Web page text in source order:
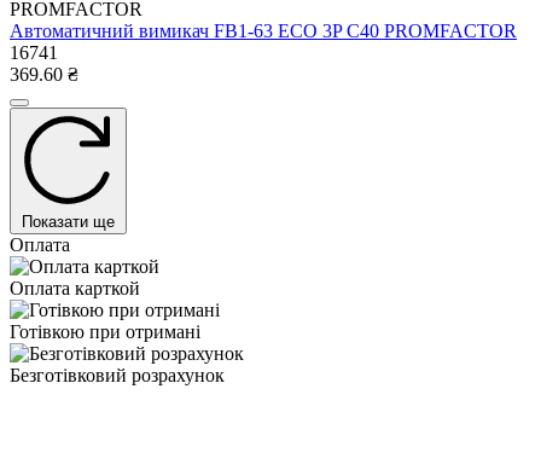
Автоматичний вимикач FB1-63 ECO 3P С40 PROMFACTOR
16741
369.60 ₴
Показати ще
Оплата
Оплата карткой
Готівкою при отримані
Безготівковий розрахунок